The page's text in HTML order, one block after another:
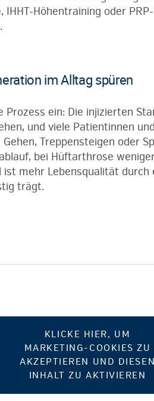
Höhentraining oder
im Alltag spüren
ein: Die injizierten
und viele Patientinnen und
Treppensteigen oder
bei Hüftarthrose
ist mehr Lebensqualität durch
trägt.
KLICKE HIER, UM
MARKETING-COOKIES ZU
AKZEPTIEREN UND DIESEN
INHALT ZU AKTIVIEREN